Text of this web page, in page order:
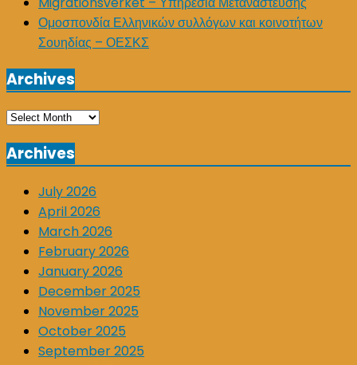
Ομοσπονδία Ελληνικών συλλόγων και κοινοτήτων
Σουηδίας – ΟΕΣΚΣ
Archives
Archives
Archives
July 2026
April 2026
March 2026
February 2026
January 2026
December 2025
November 2025
October 2025
September 2025